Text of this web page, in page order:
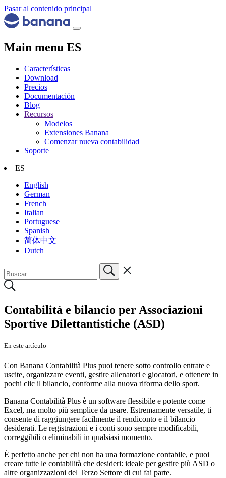
Pasar al contenido principal
Main menu ES
Características
Download
Precios
Documentación
Blog
Recursos
Modelos
Extensiones Banana
Comenzar nueva contabilidad
Soporte
ES
English
German
French
Italian
Portuguese
Spanish
简体中文
Dutch
Contabilità e bilancio per Associazioni
Sportive Dilettantistiche (ASD)
En este artículo
Con Banana Contabilità Plus puoi tenere sotto controllo entrate e
uscite, organizzare eventi, gestire allenatori e giocatori, e ottenere in
pochi clic il bilancio, conforme alla nuova riforma dello sport.
Banana Contabilità Plus è un software flessibile e potente come
Excel, ma molto più semplice da usare. Estremamente versatile, ti
consente di raggiungere facilmente il rendiconto e il bilancio
desiderati. Le registrazioni e i conti sono sempre modificabili,
correggibili o eliminabili in qualsiasi momento.
È perfetto anche per chi non ha una formazione contabile, e puoi
creare tutte le contabilità che desideri: ideale per gestire più ASD o
altre organizzazioni del Terzo Settore di cui fai parte.